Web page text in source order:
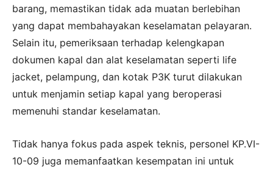
barang, memastikan tidak ada muatan berlebihan
yang dapat membahayakan keselamatan pelayaran.
Selain itu, pemeriksaan terhadap kelengkapan
dokumen kapal dan alat keselamatan seperti life
jacket, pelampung, dan kotak P3K turut dilakukan
untuk menjamin setiap kapal yang beroperasi
memenuhi standar keselamatan.
Tidak hanya fokus pada aspek teknis, personel KP.VI-
10-09 juga memanfaatkan kesempatan ini untuk